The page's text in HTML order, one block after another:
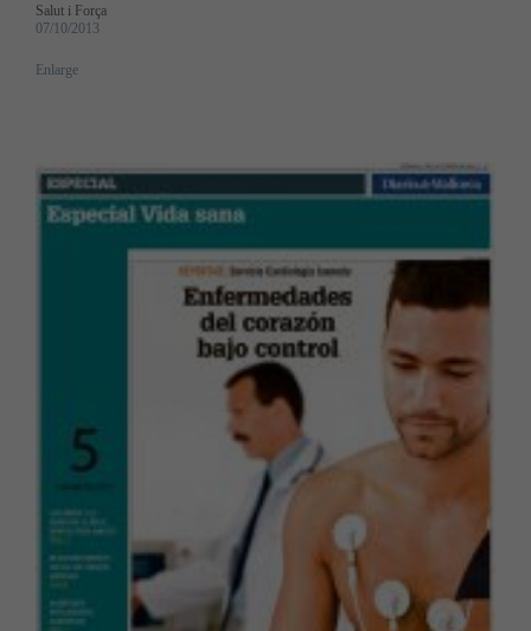
Salut i Força
07/10/2013
Enlarge